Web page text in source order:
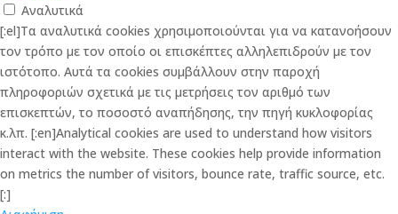
Αναλυτικά
[:el]Τα αναλυτικά cookies χρησιμοποιούνται για να κατανοήσουν
τον τρόπο με τον οποίο οι επισκέπτες αλληλεπιδρούν με τον
ιστότοπο. Αυτά τα cookies συμβάλλουν στην παροχή
πληροφοριών σχετικά με τις μετρήσεις τον αριθμό των
επισκεπτών, το ποσοστό αναπήδησης, την πηγή κυκλοφορίας
κ.λπ. [:en]Analytical cookies are used to understand how visitors
interact with the website. These cookies help provide information
on metrics the number of visitors, bounce rate, traffic source, etc.
[:]